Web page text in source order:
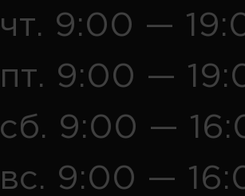
чт. 9:00 —
пт. 9:00 —
сб. 9:00 —
вс. 9:00 —